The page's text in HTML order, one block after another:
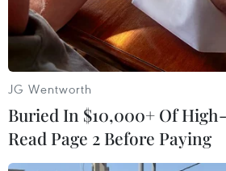
#phạm pháp
#pháp luật
#an ninh xã hội
#chính trị
#Plus.
Syria
Theo dõi VietnamPlus
JG Wentworth
Buried In $10,000+ Of
Read Page 2 Before Paying